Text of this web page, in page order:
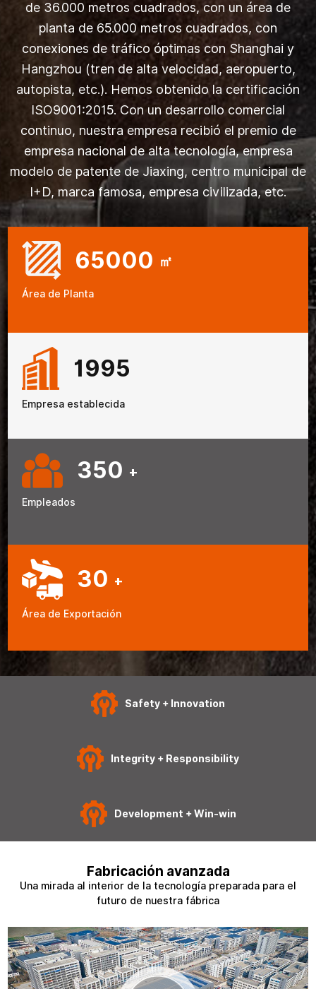
de 36.000 metros cuadrados, con un área de
planta de 65.000 metros cuadrados, con
conexiones de tráfico óptimas con Shanghai y
Hangzhou (tren de alta velocidad, aeropuerto,
autopista, etc.). Hemos obtenido la certificación
ISO9001:2015. Con un desarrollo comercial
continuo, nuestra empresa recibió el premio de
empresa nacional de alta tecnología, empresa
modelo de patente de Jiaxing, centro municipal de
I+D, marca famosa, empresa civilizada, etc.
65000 ㎡
Área de Planta
1995
Empresa establecida
350 +
Empleados
30 +
Área de Exportación
Safety + Innovation
Integrity + Responsibility
Development + Win-win
Fabricación avanzada
Una mirada al interior de la tecnología preparada para el
futuro de nuestra fábrica